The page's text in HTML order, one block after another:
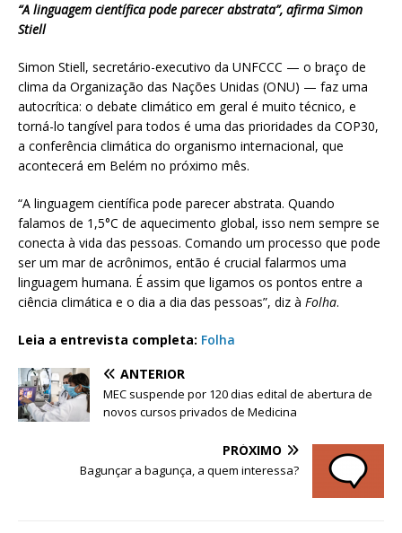
“A linguagem científica pode parecer abstrata”, afirma Simon
Stiell
Simon Stiell, secretário-executivo da UNFCCC — o braço de
clima da Organização das Nações Unidas (ONU) — faz uma
autocrítica: o debate climático em geral é muito técnico, e
torná-lo tangível para todos é uma das prioridades da COP30,
a conferência climática do organismo internacional, que
acontecerá em Belém no próximo mês.
“A linguagem científica pode parecer abstrata. Quando
falamos de 1,5°C de aquecimento global, isso nem sempre se
conecta à vida das pessoas. Comando um processo que pode
ser um mar de acrônimos, então é crucial falarmos uma
linguagem humana. É assim que ligamos os pontos entre a
ciência climática e o dia a dia das pessoas”, diz à Folha.
Leia a entrevista completa: Folha
ANTERIOR
MEC suspende por 120 dias edital de abertura de
novos cursos privados de Medicina
PRÓXIMO
Bagunçar a bagunça, a quem interessa?